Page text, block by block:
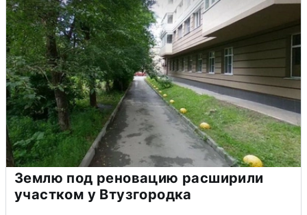
Землю под реновацию расширили
участком у Втузгородка